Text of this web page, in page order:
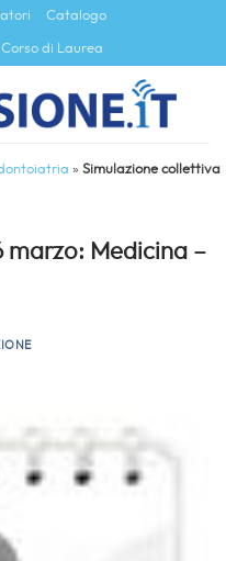
Catalogo
di Laurea
» Simulazione collettiva
marzo: Medicina –